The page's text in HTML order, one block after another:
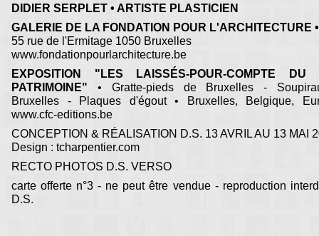
DIDIER SERPLET • ARTISTE PLASTICIEN
GALERIE DE LA FONDATION POUR L'ARCHITECTURE
55 rue de l'Ermitage 1050 Bruxelles
www.fondationpourlarchitecture.be
EXPOSITION "LES LAISSÉS-POUR-COMPTE DU
PATRIMOINE" • Gratte-pieds de Bruxelles -
Bruxelles - Plaques d'égout • Bruxelles, Belgique,
www.cfc-editions.be
CONCEPTION & RÉALISATION D.S. 13 AVRIL AU 13 MAI
Design : tcharpentier.com
RECTO PHOTOS D.S. VERSO
carte offerte n°3 - ne peut être vendue - reproduction
D.S.